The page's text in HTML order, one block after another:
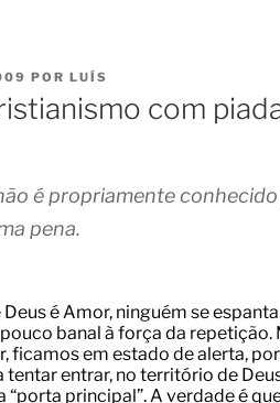
POR LUÍS
com
é propriamente
pena.
é Amor, ninguém se
banal à força da repetição.
ficamos em estado de alerta,
tentar entrar, no território de
“porta principal”. A verdade é